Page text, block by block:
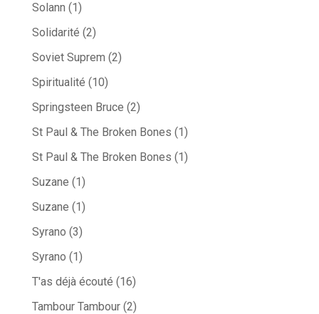
Solann (1)
Solidarité (2)
Soviet Suprem (2)
Spiritualité (10)
Springsteen Bruce (2)
St Paul & The Broken Bones (1)
St Paul & The Broken Bones (1)
Suzane (1)
Suzane (1)
Syrano (3)
Syrano (1)
T'as déjà écouté (16)
Tambour Tambour(2)